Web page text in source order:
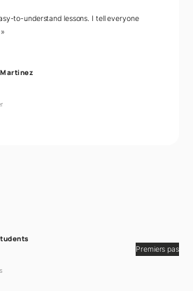
to-understand lessons. I tell everyone
Premiers pas